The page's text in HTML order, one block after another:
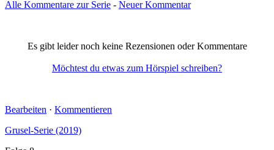
Alle Kommentare zur Serie - Neuer Kommentar
Es gibt leider noch keine Rezensionen oder Kommentare
Möchtest du etwas zum Hörspiel schreiben?
Bearbeiten · Kommentieren
Grusel-Serie (2019)